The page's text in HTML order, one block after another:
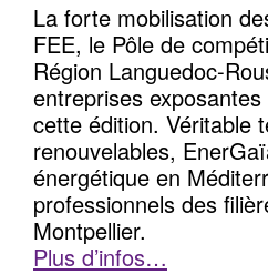
La forte mobilisation
FEE, le Pôle de
Région Languedoc-
entreprises
cette édition. Véritable
renouvelables,
énergétique en
professionnels des
Montpellier.
Plus d’infos…